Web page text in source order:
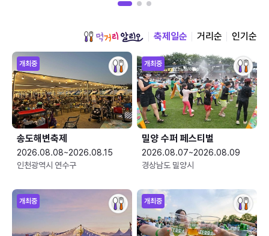
축제일순 거리순 인기순
개최중
송도해변축제
2026.08.08~2026.08.15
인천광역시 연수구
개최중
밀양 수퍼 페스티벌
2026.08.07~2026.08.09
경상남도 밀양시
개최중 개최중